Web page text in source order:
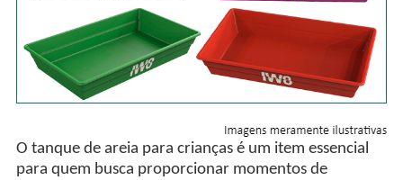
O tanque de areia para crianças é um item essencial
para quem busca proporcionar momentos de